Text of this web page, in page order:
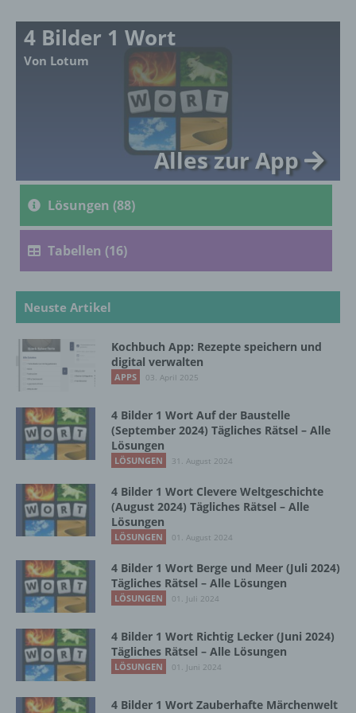
4 Bilder 1 Wort
Von Lotum
Alles zur App
Lösungen (88)
Tabellen (16)
Neuste Artikel
Kochbuch App: Rezepte speichern und
digital verwalten
APPS 03. April 2025
4 Bilder 1 Wort Auf der Baustelle
(September 2024) Tägliches Rätsel – Alle
Lösungen
LÖSUNGEN 31. August 2024
4 Bilder 1 Wort Clevere Weltgeschichte
(August 2024) Tägliches Rätsel – Alle
Lösungen
LÖSUNGEN 01. August 2024
4 Bilder 1 Wort Berge und Meer (Juli 2024)
Tägliches Rätsel – Alle Lösungen
LÖSUNGEN 01. Juli 2024
4 Bilder 1 Wort Richtig Lecker (Juni 2024)
Tägliches Rätsel – Alle Lösungen
LÖSUNGEN 01. Juni 2024
4 Bilder 1 Wort Zauberhafte Märchenwelt
Ausdruck der physischen, physiologischen,
genetischen, psychischen, wirtschaftlichen,
kulturellen oder sozialen Identität dieser
natürlichen Person sind, identifiziert werden
b) betroffene Person
Betroffene Person ist jede identifizierte oder
personenbezogene Daten von dem für die
c) Verarbeitung
automatisierter Verfahren ausgeführte
Vorgang oder jede solche Vorgangsreihe im
Zusammenhang mit personenbezogenen
Organisation, das Ordnen, die Speicherung,
die Anpassung oder Veränderung, das
Auslesen, das Abfragen, die Verwendung,
die Offenlegung durch Übermittlung,
Verbreitung oder eine andere Form der
Bereitstellung, den Abgleich oder die
Verknüpfung, die Einschränkung, das
Löschen oder die Vernichtung.
d) Einschränkung der Verarbeitung
Einschränkung der Verarbeitung ist die
Markierung gespeicherter
personenbezogener Daten mit dem Ziel, ihre
künftige Verarbeitung einzuschränken.